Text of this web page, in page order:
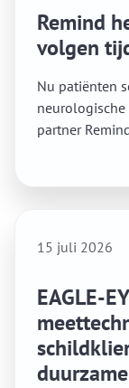
Remind
volgen
Nu patiënten
partner
15 juli 2026
EAGLE-